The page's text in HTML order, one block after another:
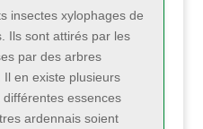
insectes xylophages de
Ils sont attirés par les
par des arbres
en existe plusieurs
différentes essences
ardennais soient